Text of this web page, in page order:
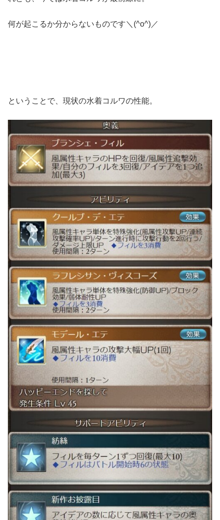
何が起こるか分からないものです＼(^o^)／
ということで、現状の水着コルワの性能。